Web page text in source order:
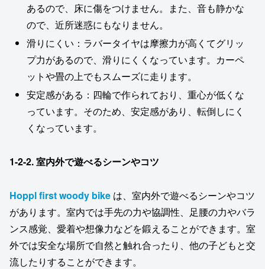
あるので、床に傷をつけません。また、音も静かな
ので、近所迷惑にもなりません。
滑りにくい：ラバータイヤは摩擦力が高くてグリッ
プ力があるので、滑りにくくなっています。カーペ
ットや畳の上でもスムーズに走ります。
安定感がある：四輪で作られており、重心が低くな
っています。そのため、安定感があり、転倒しにく
くなっています。
1-2-2.室内外で遊べるシーンやコツ
Hoppl first woody bike は、室内外で遊べるシーンやコツ
があります。室内では手先の力や協調性、足腰の力やバラ
ンス感覚、愛着や想像力などを鍛えることができます。室
外では安全な場所で自然と触れ合ったり、他の子どもと交
流したりすることができます。